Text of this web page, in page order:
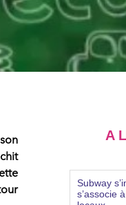
A
Subway
s’associe